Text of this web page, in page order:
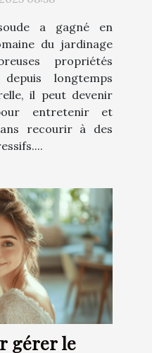
a gagné en
du jardinage
propriétés
longtemps
il peut devenir
entretenir et
recourir à des
gérer le